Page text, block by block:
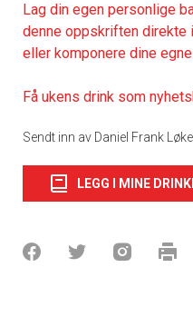
Lag din egen personlige
denne oppskriften
eller komponere dine egne
Få ukens drink som
Sendt inn av Daniel Frank
LEGG I MINE